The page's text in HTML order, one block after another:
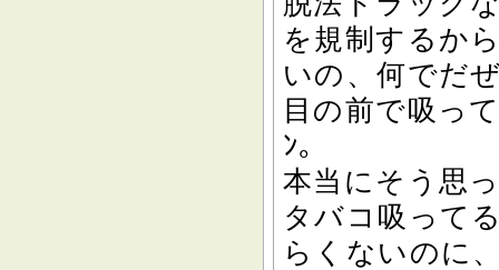
を規制するか
いの、何でだ
目の前で吸っ
ﾝ。
本当にそう思
タバコ吸って
らくないのに